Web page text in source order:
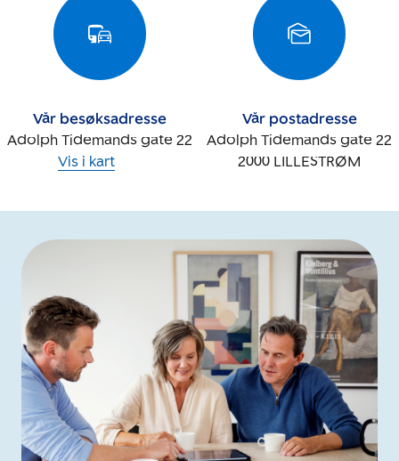
Vår besøksadresse
Adolph Tidemands gate 22
Vis i kart
Vår postadresse
Adolph Tidemands gate 22
2000 LILLESTRØM